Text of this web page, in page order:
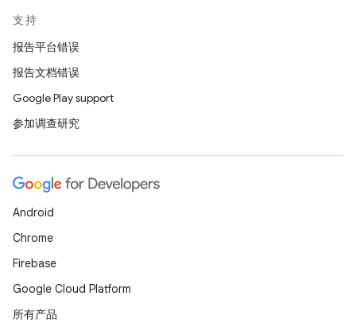
支持
报告平台错误
报告文档错误
Google Play support
参加调查研究
Android
Chrome
Firebase
Google Cloud Platform
所有产品